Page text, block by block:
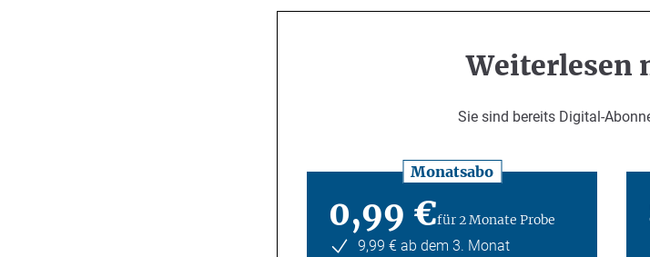
Weiterlesen
Sie sind bereits Digital-
Monatsabo
0,99 €für 2 Monate Probe
9,99 € ab dem 3. Monat